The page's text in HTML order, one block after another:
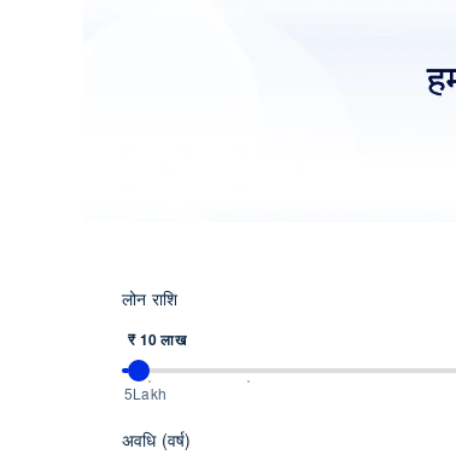
लोन राशि
₹ 10 लाख
5Lakh
अवधि (वर्ष)